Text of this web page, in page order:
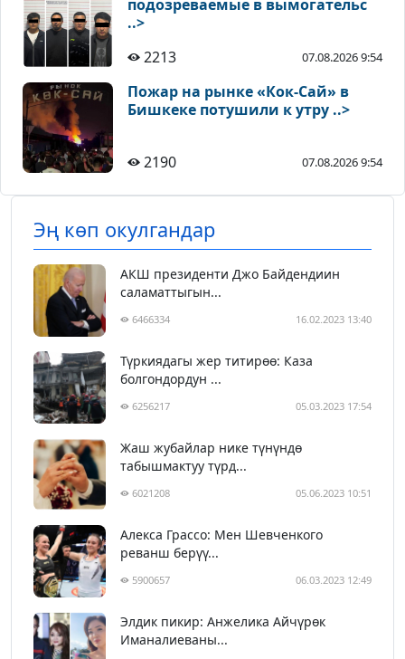
подозреваемые в вымогательс
..>
2213
07.08.2026 9:54
Пожар на рынке «Кок-Сай» в
Бишкеке потушили к утру ..>
2190 07.08.2026 9:54
Эң көп окулгандар
АКШ президенти Джо Байдендиин
саламаттыгын...
6466334 16.02.2023 13:40
Түркиядагы жер титирөө: Каза
болгондордун ...
6256217 05.03.2023 17:54
Жаш жубайлар нике түнүндө
табышмактуу түрд...
6021208 05.06.2023 10:51
Алекса Грассо: Мен Шевченкого
реванш берүү...
5900657 06.03.2023 12:49
Элдик пикир: Анжелика Айчүрөк
Иманалиеваны...